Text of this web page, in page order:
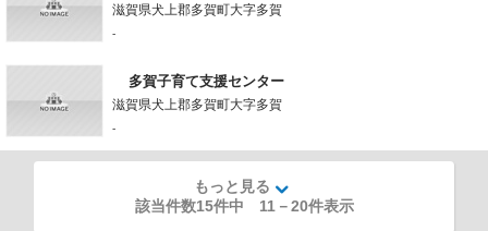
滋賀県犬上郡多賀町大字多賀
-
多賀子育て支援センター
滋賀県犬上郡多賀町大字多賀
-
もっと見る
該当件数15件中 11 －20件表示